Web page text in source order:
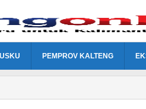
PEMPROV KALTENG